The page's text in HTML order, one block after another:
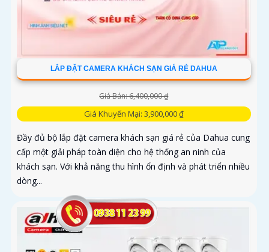
LẮP ĐẶT CAMERA KHÁCH SẠN GIÁ RẺ DAHUA
Giá Bán: 6,400,000 ₫
Giá Khuyến Mại: 3,900,000 ₫
Đầy đủ bộ lắp đặt camera khách sạn giá rẻ của Dahua cung
cấp một giải pháp toàn diện cho hệ thống an ninh của
khách sạn. Với khả năng thu hình ổn định và phát triển nhiều
dòng...